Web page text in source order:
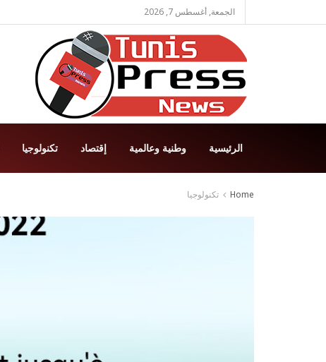
الجمعة, أغسطس 7, 2026
الرئيسية وطنية وعالمية إقتصاد تكنولوجيا
Home تكنولوجيا